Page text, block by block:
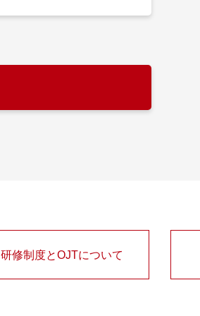
研修制度とOJTについて